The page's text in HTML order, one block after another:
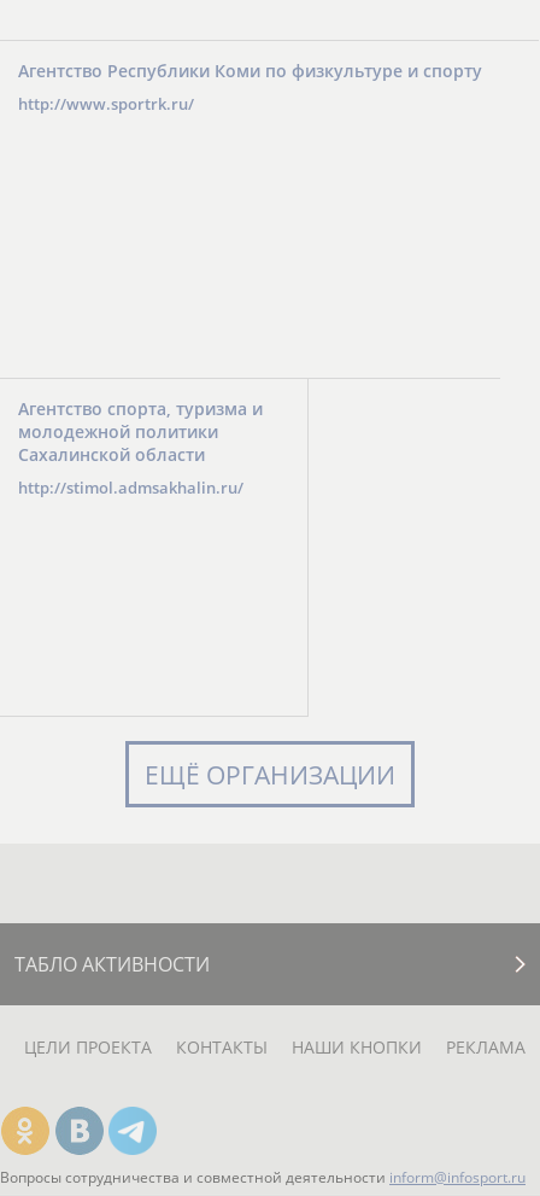
Агентство Республики Коми по физкультуре и спорту
http://www.sportrk.ru/
Агентство спорта, туризма и
молодежной политики
Сахалинской области
http://stimol.admsakhalin.ru/
ЕЩЁ ОРГАНИЗАЦИИ
ТАБЛО АКТИВНОСТИ
ЦЕЛИ ПРОЕКТА КОНТАКТЫ НАШИ КНОПКИ РЕКЛАМА
Вопросы сотрудничества и совместной деятельности inform@infosport.ru